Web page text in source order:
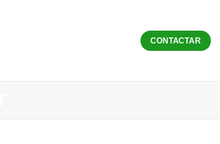
CONTACTAR